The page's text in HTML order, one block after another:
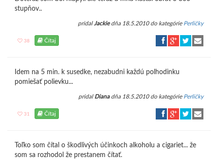
stupňov..
pridalJackiedňa 18.5.2010 do kategórie Perličky
38 Čítaj
Idem na 5 min. k susedke, nezabudni každú polhodinku
pomiešať polievku...
pridal Dianadňa 18.5.2010 do kategórie Perličky
31 Čítaj
Toľko som čítal o škodlivých účinkoch alkoholu a cigariet... že
som sa rozhodol že prestanem čítať.